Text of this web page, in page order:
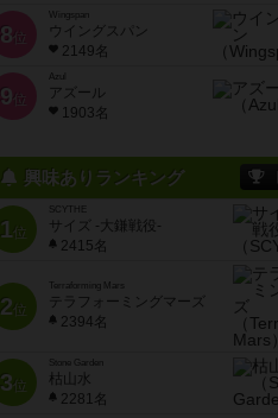
8 位
Wingspan
ウイングスパン
2149名
9 位
Azul
アズール
1903名
興味ありランキング
1位
SCYTHE
サイズ -大鎌戦役-
2415名
2位
Terraforming Mars
テラフォーミングマーズ
2394名
3位
Stone Garden
枯山水
2281名